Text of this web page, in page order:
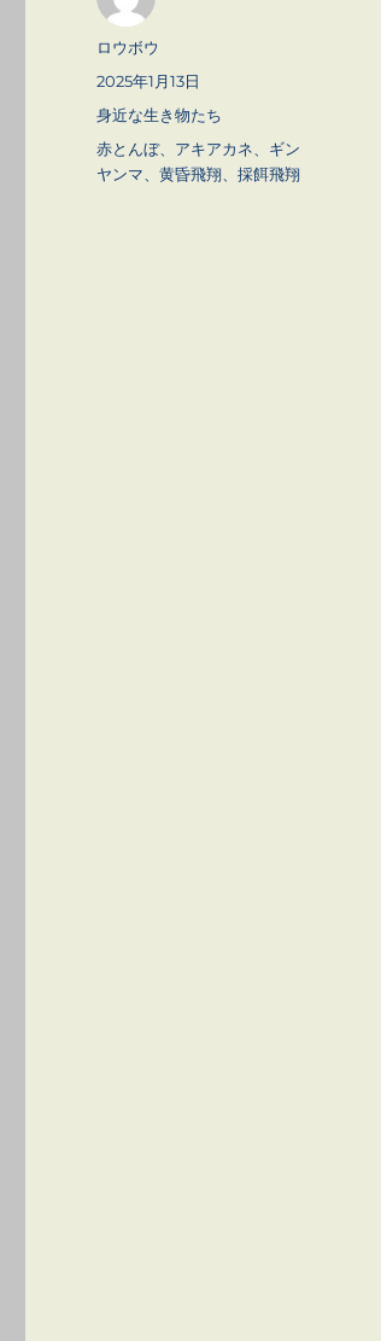
投
稿
ロウボウ
投
稿
2025年1月13日
カ
テ
ゴ
身近な生き物たち
タ
グ
赤とんぼ、アキアカネ、ギン
ヤンマ、黄昏飛翔、採餌飛翔